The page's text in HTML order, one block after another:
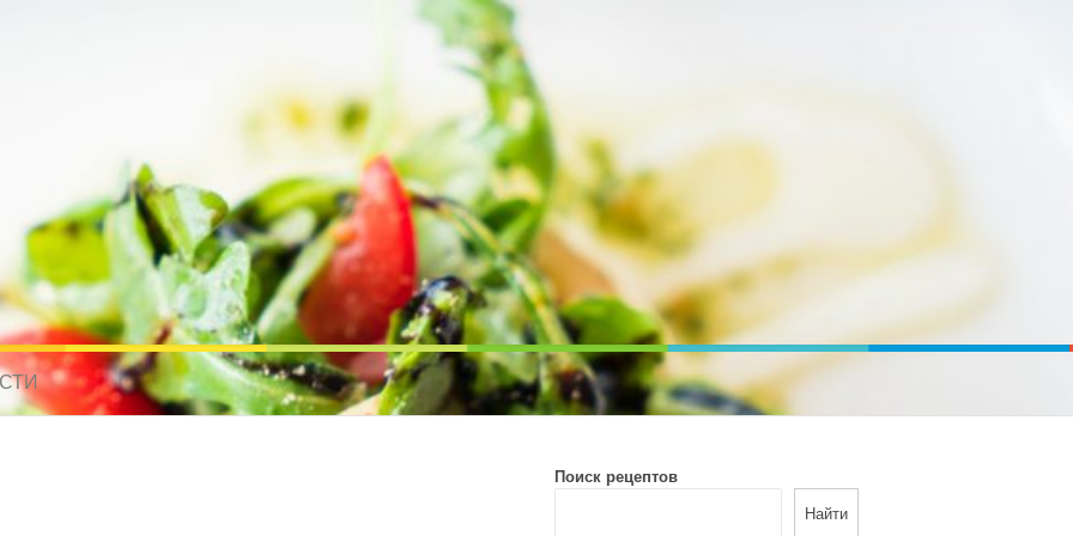
рецепты для всех
РЕЦЕПТЫ ДЛЯ МУЛЬТИВАРКИ. РЕЦЕПТЫ ДЛЯ МИКРОВОЛНОВОЙ ПЕЧИ. ДИЕТИЧЕСКОЕ ПИТАНИЕ
Поиск рецептов
Найти